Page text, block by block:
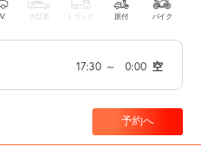
大型車 トラック 原付 バイク
17:30 ～ 0:00 空
予約へ